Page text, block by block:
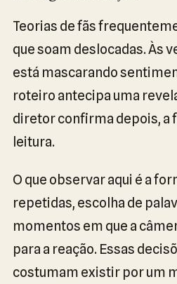
Teorias de fãs
que soam deslocadas. Às
está mascarando
roteiro antecipa uma
diretor confirma depois, a
leitura.
O que observar aqui é a
repetidas, escolha de
momentos em que a
para a reação. Essas
costumam existir por um